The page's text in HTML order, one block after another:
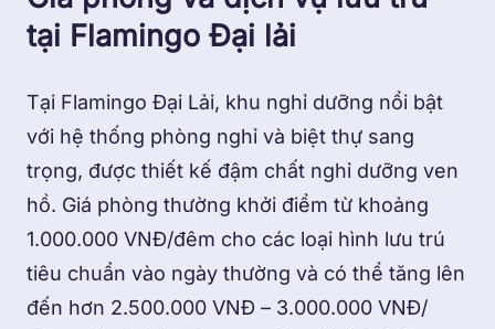
tại Flamingo Đại lải
Tại Flamingo Đại Lải, khu nghỉ dưỡng nổi bật
với hệ thống phòng nghỉ và biệt thự sang
trọng, được thiết kế đậm chất nghỉ dưỡng ven
hồ. Giá phòng thường khởi điểm từ khoảng
1.000.000 VNĐ/đêm cho các loại hình lưu trú
tiêu chuẩn vào ngày thường và có thể tăng lên
đến hơn 2.500.000 VNĐ – 3.000.000 VNĐ/